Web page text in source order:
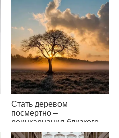
Стать деревом
посмертно –
реинкарнация близкого
человека